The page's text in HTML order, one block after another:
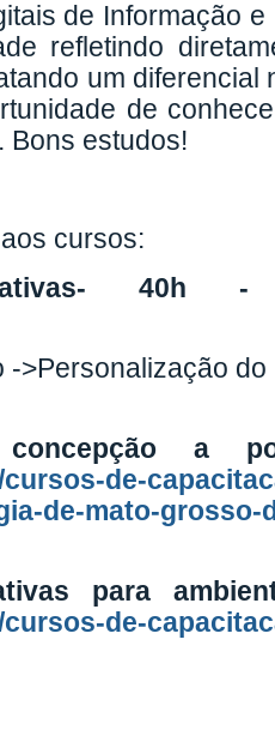
de Informação
refletindo
um
de
Bons estudos!
cursos:
ativas-
->Personalização
concepção
de-
de-mato-grosso-
para
de-